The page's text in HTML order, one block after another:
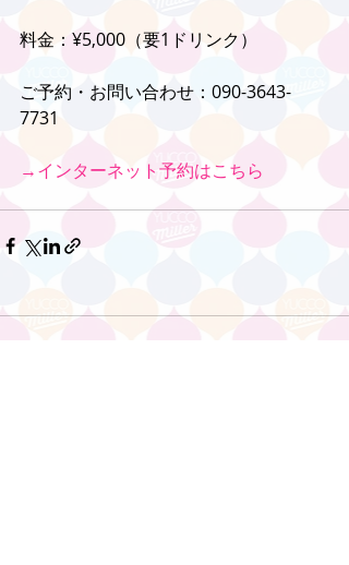
料金：¥5,000（要1ドリンク）
ご予約・お問い合わせ：090-3643-
7731
→インターネット予約はこちら